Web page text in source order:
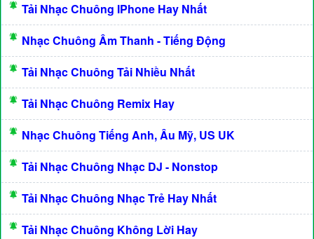
Tải Nhạc Chuông IPhone Hay Nhất
Nhạc Chuông Âm Thanh - Tiếng Động
Tải Nhạc Chuông Tải Nhiều Nhất
Tải Nhạc Chuông Remix Hay
Nhạc Chuông Tiếng Anh, Âu Mỹ, US UK
Tải Nhạc Chuông Nhạc DJ - Nonstop
Tải Nhạc Chuông Nhạc Trẻ Hay Nhất
Tải Nhạc Chuông Không Lời Hay